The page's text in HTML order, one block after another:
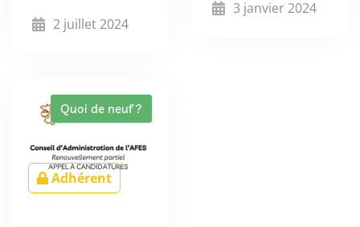
2 juillet 2024
3 janvier 2024
Quoi de neuf ?
Adhérent